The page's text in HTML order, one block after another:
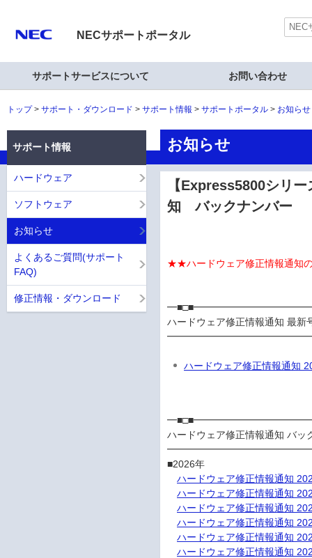
NECサポートポータル
サポートサービスについて お問い合わせ
トップ サポート・ダウンロード サポート情報 サポートポータル お知ら
お知らせ
【Express5800シリ
知 バックナンバー
★★ハードウェア修正情報通知
ハードウェア修正情報通知 最新
ハードウェア修正情報通知
ハードウェア修正情報通知 バッ
■2026年
ハードウェア修正情報通知
ハードウェア修正情報通知
ハードウェア修正情報通知
ハードウェア修正情報通知
ハードウェア修正情報通知
ハードウェア修正情報通知
サポート情報
ハードウェア
ソフトウェア
お知らせ
よくあるご質問(サポート
FAQ)
修正情報・ダウンロード